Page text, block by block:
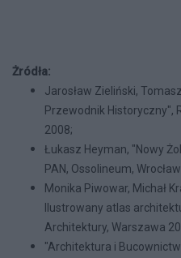
Żródła:
Jarosław Zieliński,
Przewodnik Historyczny",
2008;
Łukasz Heyman, "Nowy
PAN, Ossolineum,
Monika Piwowar, Michał
Ilustrowany atlas
Architektury, Warszawa
"Architektura i